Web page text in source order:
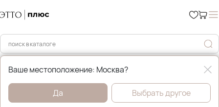
Главная Брюки и джинсы
Ваше местоположение: Москва?
Да Выбрать другое